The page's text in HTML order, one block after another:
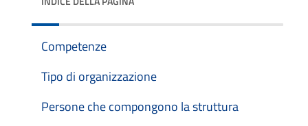
Competenze
Tipo di organizzazione
Persone che compongono la struttura